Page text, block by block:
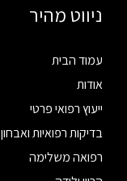
ניווט מהיר
עמוד הבית
אודות
ייעוץ רפואי פרטי
בדיקות רפואיות ואבחון
רפואה משלימה